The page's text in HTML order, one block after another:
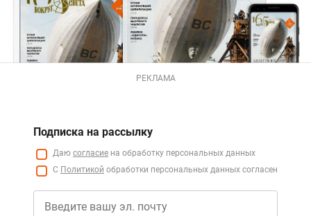
РЕКЛАМА
Подписка на рассылку
Даю согласие на обработку персональных данных
С Политикой обработки персональных данных согласен